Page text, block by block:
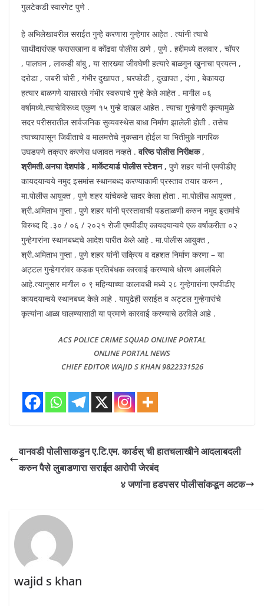
गुलटेकडी स्वारगेट पुणे .
हे अभिलेखावरील सराईत गुन्हे करणारा गुन्हेगार आहेत . त्यांनी त्याचे
साथीदारांसह फरासखाना व कोंढवा पोलीस ठाणे , पुणे . हद्दीमध्ये तलवार , चॉपर
, पालघन , लाकडी बांबु , या सारख्या जीवघेणी हत्यारे बाळगुन खुनाचा प्रयत्न ,
दरोडा , जबरी चोरी , गंभीर दुखापत , घरफोडी , दुखापत , दंगा , बेकायदा
हत्यार बाळगणे यासारखे गंभीर स्वरुपाचे गुन्हे केले आहेत . मागील ०६
वर्षामध्ये.त्याचेविरूध्द एकुण १५ गुन्हे दाखल आहेत . त्याचा गुन्हेगारी कृत्यामुळे
सदर परीसरातील सार्वजनिक सुव्यवस्थेस बाधा निर्माण झालेली होती . तसेच
त्याच्यापासून जिवीताचे व मालमत्तेचे नुकसान होईल या भितीमुळे नागरिक
उघडपणे तक्रार करणेस धजावत नव्हते .वरिष्ठ पोलीस निरीक्षक ,
श्रीमती.अनघा देशपांडे , मार्केटयार्ड पोलीस स्टेशन , पुणे शहर यांनी एमपीडीए
कायदयान्वये नमुद इसमांस स्थानबध्द करण्याकामी प्रस्ताव तयार करुन ,
मा.पोलीस आयुक्त , पुणे शहर यांचेकडे सादर केला होता . मा.पोलीस आयुक्त ,
श्री.अमिताभ गुप्ता , पुणे शहर यांनी प्रस्तावाची पडताळणी करुन नमुद इसमांचे
विरुध्द दि .३० / ०६ / २०२१ रोजी एमपीडीए कायदयान्वये एक वर्षाकरीता ०२
गुन्हेगारांना स्थानबध्दचे आदेश पारीत केले आहे . मा.पोलीस आयुक्त ,
श्री.अमिताभ गुप्ता , पुणे शहर यांनी सक्रिय व दहशत निर्माण करणा – या
अट्टल गुन्हेगारांवर कडक प्रतिबंधक कारवाई करण्याचे धोरण अवलंबिले
आहे.त्यानुसार मागील ० ९ महिन्याच्या कालावधी मध्ये २८ गुन्हेगारांना एमपीडीए
कायदयान्वये स्थानबध्द केले आहे . यापुढेही सराईत व अट्टल गुन्हेगारांचे
कृत्यांना आळा घालण्यासाठी या प्रमाणे कारवाई करण्याचे ठरविले आहे .
ACS POLICE CRIME SQUAD ONLINE PORTAL
ONLINE PORTAL NEWS
CHIEF EDITOR WAJID S KHAN 9822331526
वानवडी पोलीसाकडुन ए.टि.एम. कार्डस् ची हातचलाखीने आदलाबदली
करुन पैसे लुबाडणारा सराईत आरोपी जेरबंद
४ जणांना हडपसर पोलीसांकडून अटक
wajid s khan